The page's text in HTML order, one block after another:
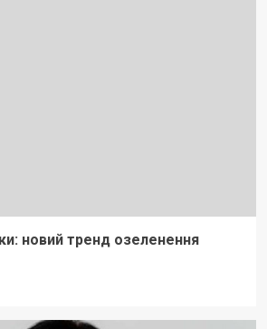
новий тренд озеленення